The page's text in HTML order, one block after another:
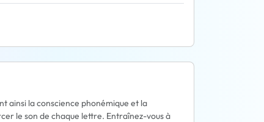
ainsi la conscience phonémique et la
le son de chaque lettre. Entraînez-vous à